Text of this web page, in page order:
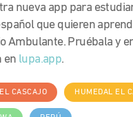
nueva app para
que quieren
Ambulante. Pruébala y
en lupa.app.
EL CASCAJO HUMEDAL EL